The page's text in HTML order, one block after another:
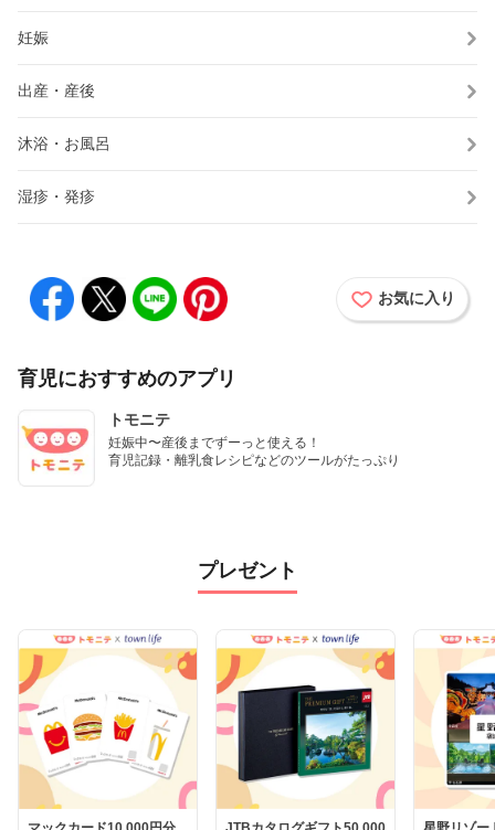
妊娠
出産・産後
沐浴・お風呂
湿疹・発疹
お気に入り
育児におすすめのアプリ
トモニテ
妊娠中〜産後までずーっと使える！
育児記録・離乳食レシピなどのツールがたっぷり
プレゼント